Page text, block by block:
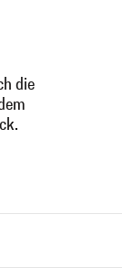
die